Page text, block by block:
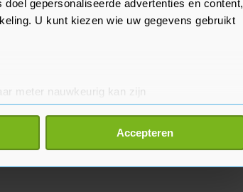
gepersonaliseerde advertenties en content,
U kunt kiezen wie uw gegevens gebruikt
meter nauwkeurig kan zijn
(fingerprinting)
voorkeuren in het
detailgedeelte
Accepteren